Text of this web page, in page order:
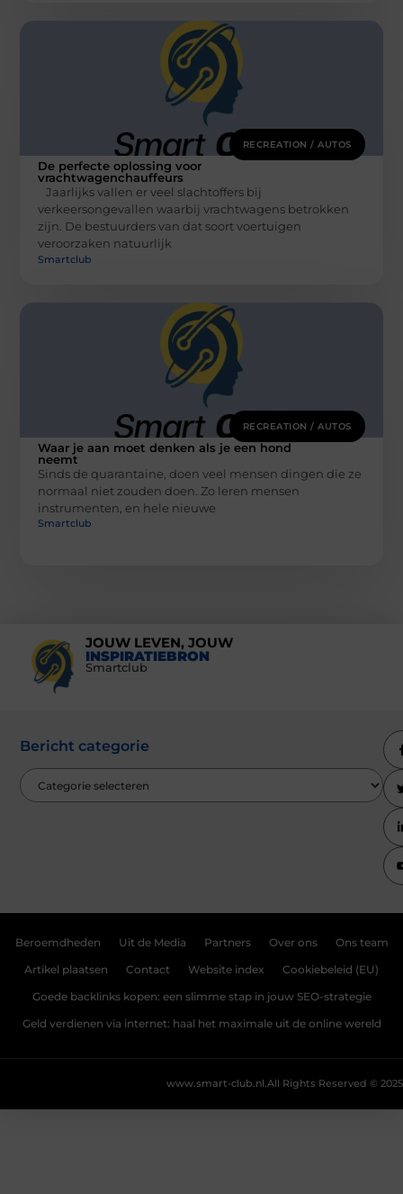
RECREATION / AUTOS
De perfecte oplossing voor
vrachtwagenchauffeurs
Jaarlijks vallen er veel slachtoffers bij
verkeersongevallen waarbij vrachtwagens betrokken
zijn. De bestuurders van dat soort voertuigen
veroorzaken natuurlijk
Smartclub
RECREATION / AUTOS
Waar je aan moet denken als je een hond
neemt
Sinds de quarantaine, doen veel mensen dingen die ze
normaal niet zouden doen. Zo leren mensen
instrumenten, en hele nieuwe
Smartclub
JOUW LEVEN, JOUW
INSPIRATIEBRON
Smartclub
Bericht categorie
Beroemdheden Uit de Media Partners Over ons Ons team
Artikel plaatsen Contact Website index Cookiebeleid (EU)
Goede backlinks kopen: een slimme stap in jouw SEO-strategie
Geld verdienen via internet: haal het maximale uit de online wereld
All Rights Reserved © 2025
www.smart-club.nl.